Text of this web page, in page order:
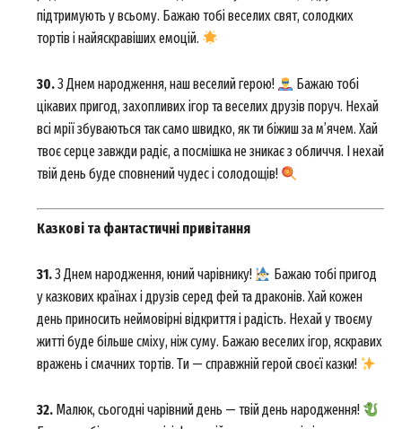
підтримують у всьому. Бажаю тобі веселих свят, солодких
тортів і найяскравіших емоцій.
30.З Днем народження, наш веселий герою!
Бажаю тобі
цікавих пригод, захопливих ігор та веселих друзів поруч. Нехай
всі мрії збуваються так само швидко, як ти біжиш за м’ячем. Хай
твоє серце завжди радіє, а посмішка не зникає з обличчя. І нехай
твій день буде сповнений чудес і солодощів!
Казкові та фантастичні привітання
31.З Днем народження, юний чарівнику!
Бажаю тобі пригод
у казкових країнах і друзів серед фей та драконів. Хай кожен
день приносить неймовірні відкриття і радість. Нехай у твоєму
житті буде більше сміху, ніж суму. Бажаю веселих ігор, яскравих
вражень і смачних тортів. Ти — справжній герой своєї казки!
32. Малюк, сьогодні чарівний день — твій день народження!